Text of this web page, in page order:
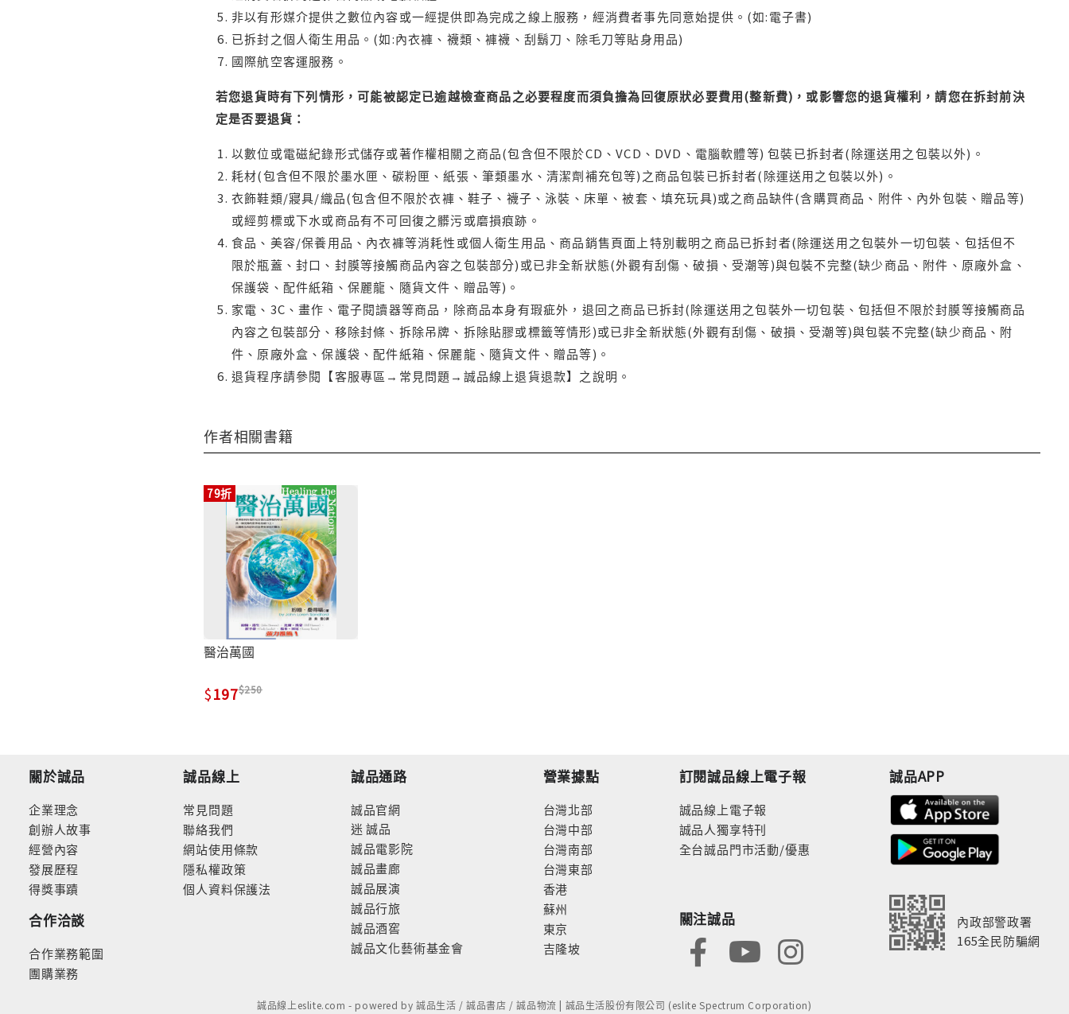
非以有形媒介提供之數位內容或一經提供即為完成之線上服務，經消費者事先同意始提供。(如:電子書)
已拆封之個人衛生用品。(如:內衣褲、襪類、褲襪、刮鬍刀、除毛刀等貼身用品)
國際航空客運服務。
若您退貨時有下列情形，可能被認定已逾越檢查商品之必要程度而須負擔為回復原狀必要費用(整新費)，或影響您的退貨權利，請您在拆封前決
定是否要退貨：
以數位或電磁紀錄形式儲存或著作權相關之商品(包含但不限於CD、VCD、DVD、電腦軟體等) 包裝已拆封者(除運送用之包裝以外)。
耗材(包含但不限於墨水匣、碳粉匣、紙張、筆類墨水、清潔劑補充包等)之商品包裝已拆封者(除運送用之包裝以外)。
衣飾鞋類/寢具/織品(包含但不限於衣褲、鞋子、襪子、泳裝、床單、被套、填充玩具)或之商品缺件(含購買商品、附件、內外包裝、贈品等)
或經剪標或下水或商品有不可回復之髒污或磨損痕跡。
食品、美容/保養用品、內衣褲等消耗性或個人衛生用品、商品銷售頁面上特別載明之商品已拆封者(除運送用之包裝外一切包裝、包括但不
限於瓶蓋、封口、封膜等接觸商品內容之包裝部分)或已非全新狀態(外觀有刮傷、破損、受潮等)與包裝不完整(缺少商品、附件、原廠外盒、
保護袋、配件紙箱、保麗龍、隨貨文件、贈品等)。
家電、3C、畫作、電子閱讀器等商品，除商品本身有瑕疵外，退回之商品已拆封(除運送用之包裝外一切包裝、包括但不限於封膜等接觸商品
內容之包裝部分、移除封條、拆除吊牌、拆除貼膠或標籤等情形)或已非全新狀態(外觀有刮傷、破損、受潮等)與包裝不完整(缺少商品、附
件、原廠外盒、保護袋、配件紙箱、保麗龍、隨貨文件、贈品等)。
退貨程序請參閱【客服專區→常見問題→誠品線上退貨退款】之說明。
作者相關書籍
79折
醫治萬國
197 250
關於誠品
企業理念
創辦人故事
經營內容
發展歷程
得獎事蹟
合作洽談
合作業務範圍
團購業務
誠品線上
常見問題
聯絡我們
網站使用條款
隱私權政策
個人資料保護法
誠品通路
誠品官網
迷 誠品
誠品電影院
誠品畫廊
誠品展演
誠品行旅
誠品酒窖
誠品文化藝術基金會
營業據點
台灣北部
台灣中部
台灣南部
台灣東部
香港
蘇州
東京
吉隆坡
訂閱誠品線上電子報
誠品線上電子報
誠品人獨享特刊
全台誠品門市活動/優惠
關注誠品
誠品APP
內政部警政署
165全民防騙網
誠品線上eslite.com - powered by 誠品生活 / 誠品書店 / 誠品物流 | 誠品生活股份有限公司 (eslite Spectrum Corporation)